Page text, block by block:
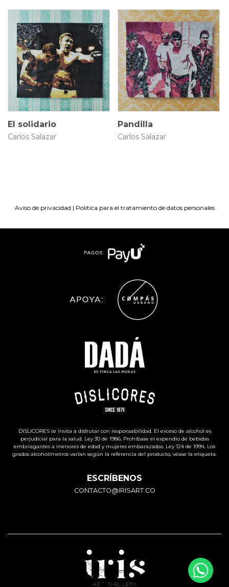
3.5 × 33 × 30 cm
1.350.000
El solidario
Carlos Salazar
3.5 × 33 × 30 cm
$1.350.000
Pandilla
Carlos Salazar
Aviso de privacidad | Política para el tratamiento de datos personales
DISLICORES te invita a disfrutar con responsabilidad. El exceso de alcohol es
perjudicial para la salud. Ley 30 de 1986. Prohíbase el expendio de bebidas
embriagantes a menores de edad y mujeres embarazadas. Ley 124 de 1994. Los
grados alcoholímetros varían según la referencia del producto, véase la etiqueta.
ESCRÍBENOS
CONTACTO@IRISART.CO